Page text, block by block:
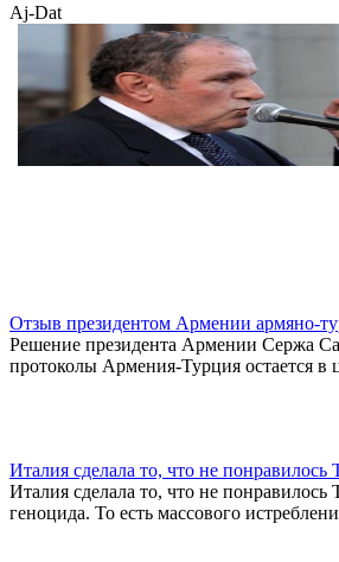
Aj-Dat
Отзыв президентом Армении армяно-
Решение президента Армении Сержа
протоколы Армения-Турция остается в
Италия сделала то, что не понравилось
Италия сделала то, что не
геноцида. То есть массового